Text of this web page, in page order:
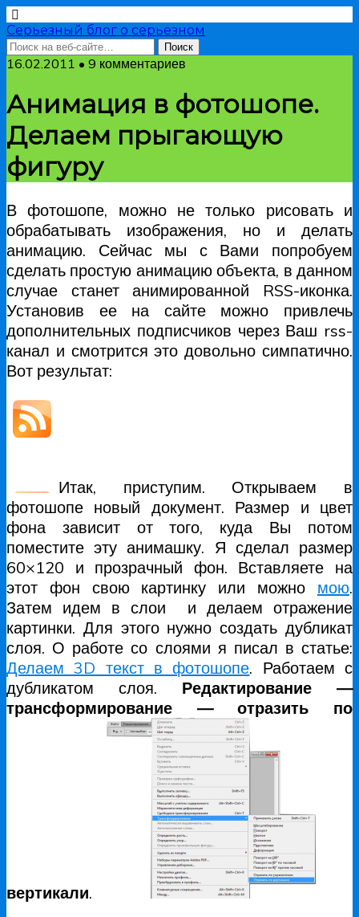
Серьезный блог о серьезном
16.02.2011 • 9 комментариев
Анимация в фотошопе.
Делаем прыгающую
фигуру
В фотошопе, можно не только рисовать и
обрабатывать изображения, но и делать
анимацию. Сейчас мы с Вами попробуем
сделать простую анимацию объекта, в данном
случае станет анимированной RSS-иконка.
Установив ее на сайте можно привлечь
дополнительных подписчиков через Ваш rss-
канал и смотрится это довольно симпатично.
Вот результат:
Итак, приступим. Открываем в
фотошопе новый документ. Размер и цвет
фона зависит от того, куда Вы потом
поместите эту анимашку. Я сделал размер
60×120 и прозрачный фон. Вставляете на
этот фон свою картинку или можно мою.
Затем идем в слои и делаем отражение
картинки. Для этого нужно создать дубликат
слоя. О работе со слоями я писал в статье:
Делаем 3D текст в фотошопе. Работаем с
дубликатом слоя. Редактирование —
трансформирование — отразить по
вертикали.